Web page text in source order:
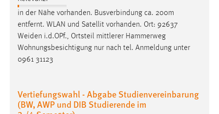
in der Nähe vorhanden. Busverbindung ca. 200m
entfernt. WLAN und Satellit vorhanden. Ort: 92637
Weiden i.d.OPf., Ortsteil mittlerer Hammerweg
Wohnungsbesichtigung nur nach tel. Anmeldung unter
0961 31123
Vertiefungswahl - Abgabe Studienvereinbarung
(BW, AWP und DIB Studierende im
MARKETING
Marketing Cookies werden von Drittanbietern
verwendet, um personalisierte Werbung anzuzeigen.
Sie tun dies, indem sie Besucher über Websites
hinweg verfolgen.
Google Ads
Name: